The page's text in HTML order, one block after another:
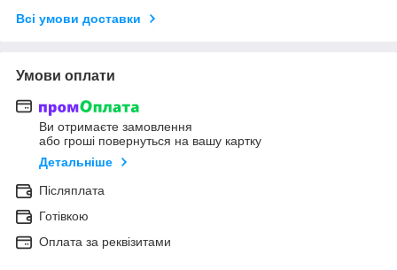
Всі умови доставки
Умови оплати
Ви отримаєте замовлення
або гроші повернуться на вашу картку
Детальніше
Післяплата
Готівкою
Оплата за реквізитами